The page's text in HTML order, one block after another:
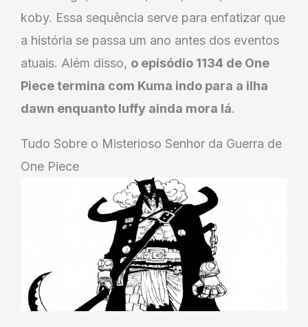
koby. Essa sequência serve para enfatizar que
a história se passa um ano antes dos eventos
atuais. Além disso, o episódio 1134 de One
Piece termina com Kuma indo para a ilha
dawn enquanto luffy ainda mora lá.
Tudo Sobre o Misterioso Senhor da Guerra de
One Piece